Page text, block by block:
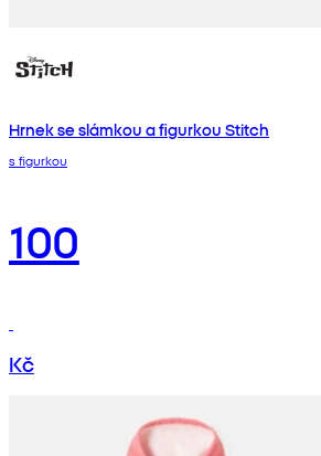
Hrnek se slámkou a figurkou Stitch
s figurkou
100
Kč